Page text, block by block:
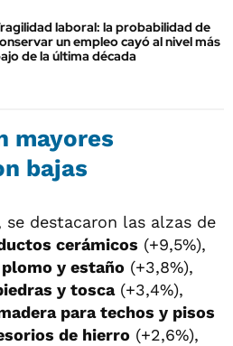
laboral: la probabilidad de
un empleo cayó al nivel más
de la última década
mayores
bajas
destacaron las alzas de
cerámicos (+9,5%),
y estaño (+3,8%),
y tosca(+3,4%),
para techos y pisos
de hierro (+2,6%),